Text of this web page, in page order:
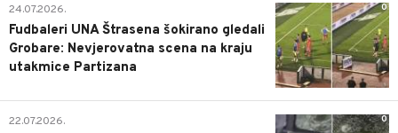
0
24.07.2026.
Fudbaleri UNA Štrasena šokirano gledali
Grobare: Nevjerovatna scena na kraju
utakmice Partizana
0
22.07.2026.